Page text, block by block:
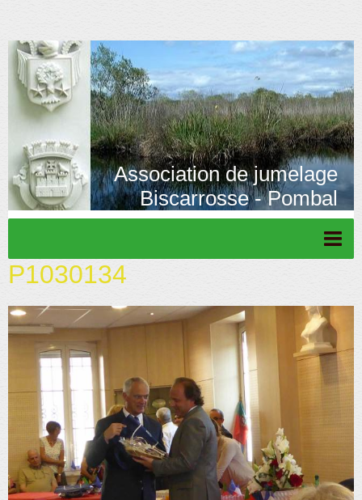
Association de jumelage
Biscarrosse - Pombal
Page d'accueil
Actu/News
Rétrospective
Partenaires
Association
Contact
Album
Adhérer
P1030134